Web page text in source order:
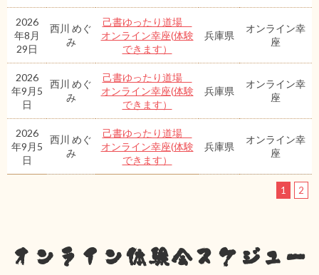
2026
年8月
29日
西川 めぐ
み
己書ゆったり道場
オンライン幸座(体験
できます）
兵庫県
オンライン幸
座
2026
年9月5
日
西川 めぐ
み
己書ゆったり道場
オンライン幸座(体験
できます）
兵庫県
オンライン幸
座
2026
年9月5
日
西川 めぐ
み
己書ゆったり道場
オンライン幸座(体験
できます）
兵庫県
オンライン幸
座
1 2
オンライン体験会スケジュー